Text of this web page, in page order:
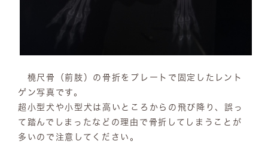
橈尺骨（前肢）の骨折をプレートで固定したレント
ゲン写真です。
超小型犬や小型犬は高いところからの飛び降り、誤っ
て踏んでしまったなどの理由で骨折してしまうことが
多いので注意してください。